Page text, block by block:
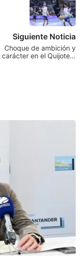
Siguiente Noticia
Choque de ambición y
carácter en el Quijote…